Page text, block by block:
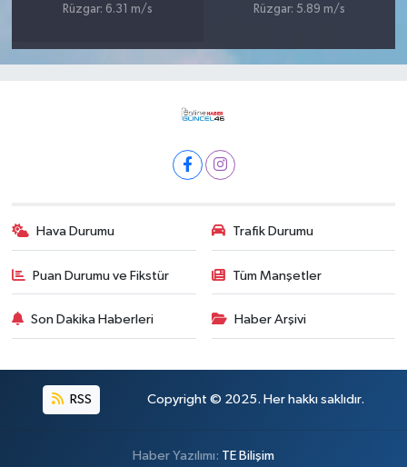
Rüzgar: 6.31 m/s
Rüzgar: 5.89 m/s
Hava Durumu Trafik Durumu
Puan Durumu ve Fikstür Tüm Manşetler
Son Dakika Haberleri Haber Arşivi
RSS Copyright © 2025. Her hakkı saklıdır.
Haber Yazılımı: TE Bilişim